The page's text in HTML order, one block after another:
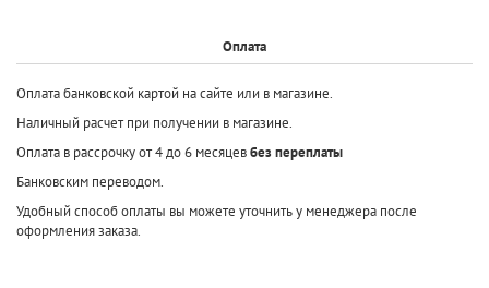
Оплата
Оплата банковской картой на сайте или в магазине.
Наличный расчет при получении в магазине.
Оплата в рассрочку от 4 до 6 месяцевбез переплаты
Банковским переводом.
Удобный способ оплаты вы можете уточнить у менеджера после
оформления заказа.